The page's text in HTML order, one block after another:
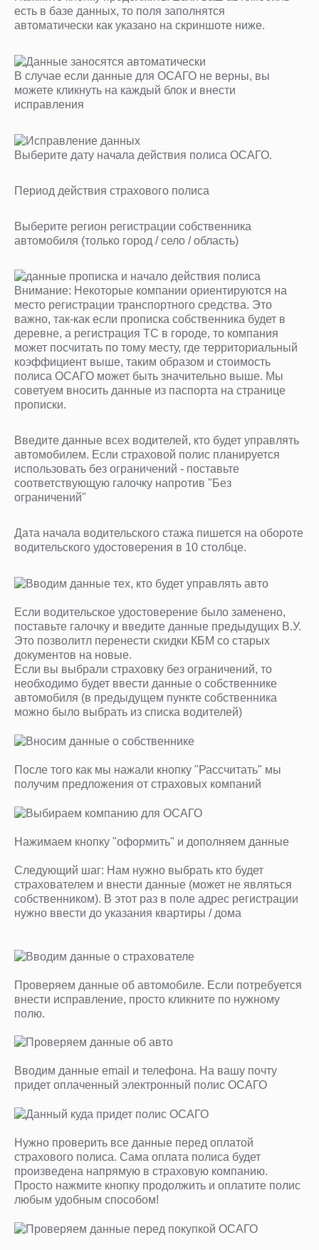
есть в базе данных, то поля заполнятся
автоматически как указано на скриншоте ниже.
В случае если данные для ОСАГО не верны, вы
можете кликнуть на каждый блок и внести
исправления
Выберите дату начала действия полиса ОСАГО.
Период действия страхового полиса
Выберите регион регистрации собственника
автомобиля (только город / село / область)
Внимание: Некоторые компании ориентируются на
место регистрации транспортного средства. Это
важно, так-как если прописка собственника будет в
деревне, а регистрация ТС в городе, то компания
может посчитать по тому месту, где территориальный
коэффициент выше, таким образом и стоимость
полиса ОСАГО может быть значительно выше. Мы
советуем вносить данные из паспорта на странице
прописки.
Введите данные всех водителей, кто будет управлять
автомобилем. Если страховой полис планируется
использовать без ограничений - поставьте
соответствующую галочку напротив "Без
ограничений"
Дата начала водительского стажа пишется на обороте
водительского удостоверения в 10 столбце.
Если водительское удостоверение было заменено,
поставьте галочку и введите данные предыдущих В.У.
Это позволитл перенести скидки КБМ со старых
документов на новые.
Если вы выбрали страховку без ограничений, то
необходимо будет ввести данные о собственнике
автомобиля (в предыдущем пункте собственника
можно было выбрать из списка водителей)
После того как мы нажали кнопку "Рассчитать" мы
получим предложения от страховых компаний
Нажимаем кнопку "оформить" и дополняем данные
Следующий шаг: Нам нужно выбрать кто будет
страхователем и внести данные (может не являться
собственником). В этот раз в поле адрес регистрации
нужно ввести до указания квартиры / дома
Проверяем данные об автомобиле. Если потребуется
внести исправление, просто кликните по нужному
полю.
Вводим данные email и телефона. На вашу почту
придет оплаченный электронный полис ОСАГО
Нужно проверить все данные перед оплатой
страхового полиса. Сама оплата полиса будет
произведена напрямую в страховую компанию.
Просто нажмите кнопку продолжить и оплатите полис
любым удобным способом!